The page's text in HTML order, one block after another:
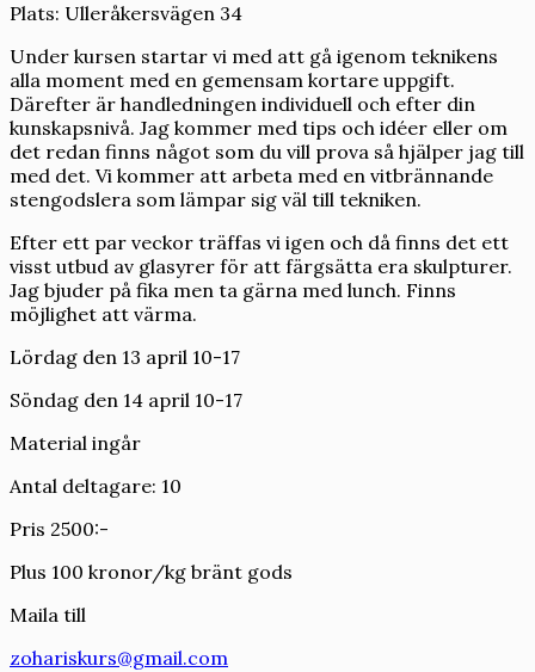
Plats: Ulleråkersvägen 34
Under kursen startar vi med att gå igenom teknikens
alla moment med en gemensam kortare uppgift.
Därefter är handledningen individuell och efter din
kunskapsnivå. Jag kommer med tips och idéer eller om
det redan finns något som du vill prova så hjälper jag till
med det. Vi kommer att arbeta med en vitbrännande
stengodslera som lämpar sig väl till tekniken.
Efter ett par veckor träffas vi igen och då finns det ett
visst utbud av glasyrer för att färgsätta era skulpturer.
Jag bjuder på fika men ta gärna med lunch. Finns
möjlighet att värma.
Lördag den 13 april 10-17
Söndag den 14 april 10-17
Material ingår
Antal deltagare: 10
Pris 2500:-
Plus 100 kronor/kg bränt gods
Maila till
zohariskurs@gmail.com